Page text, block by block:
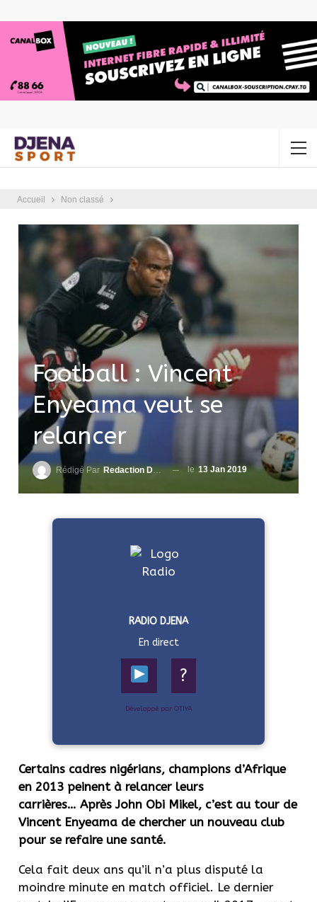
Accueil Non classé
Football : Vincent
Enyeama veut se
relancer
Rédigé Par Redaction DjenaSport le 13 Jan 2019
RADIO DJENA
En direct
?
Développé par OTIYA
Certains cadres nigérians, champions d’Afrique
en 2013 peinent à relancer leurs
carrières… Après John Obi Mikel, c’est au tour de
Vincent Enyeama de chercher un nouveau club
pour se refaire une santé.
Cela fait deux ans qu’il n’a plus disputé la
moindre minute en match officiel. Le dernier